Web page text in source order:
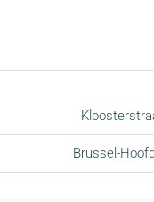
Brussel-